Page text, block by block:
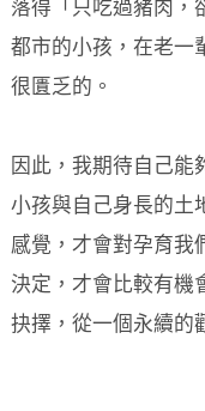
落得「只吃過豬肉，
都市的小孩，在老一
很匱乏的。
因此，我期待自己能
小孩與自己身長的土
感覺，才會對孕育我
決定，才會比較有機
抉擇，從一個永續的